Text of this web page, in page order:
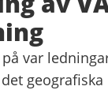
var
geografiska